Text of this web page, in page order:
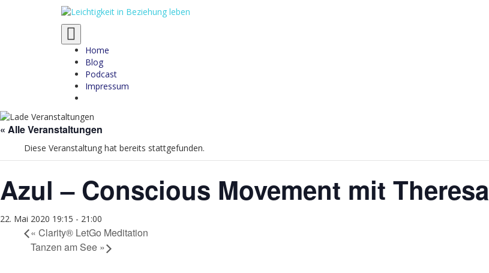
Toggle
navigation
Home
Blog
Podcast
Impressum
« Alle Veranstaltungen
Diese Veranstaltung hat bereits stattgefunden.
Azul – Conscious Movement mit Theresa
22. Mai 2020 19:15 - 21:00
« Clarity® LetGo Meditation
Tanzen am See »